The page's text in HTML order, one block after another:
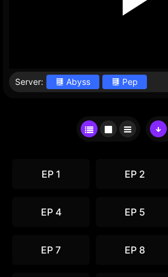
Server: Abyss Pep
EP 1 EP 2
EP 4 EP 5
EP 7 EP 8